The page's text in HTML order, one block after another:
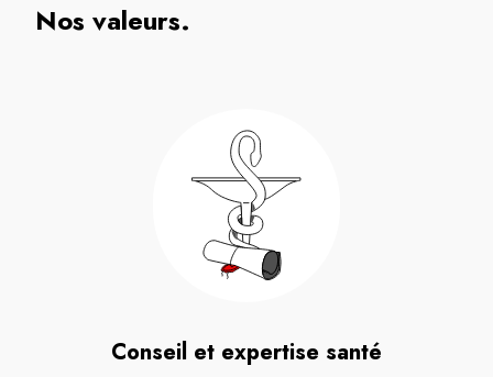
Nos valeurs.
Conseil et expertise santé